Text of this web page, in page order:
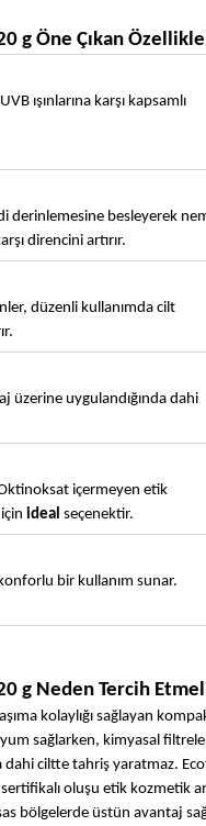
g Öne Çıkan
ışınlarına karşı kapsamlı
derinlemesine besleyerek
direncini artırır.
düzenli kullanımda cilt
üzerine uygulandığında dahi
içermeyen etik
ideal seçenektir.
bir kullanım sunar.
g Neden Tercih
kolaylığı sağlayan
sağlarken, kimyasal
dahi ciltte tahriş yaratmaz.
oluşu etik kozmetik
bölgelerde üstün avantaj